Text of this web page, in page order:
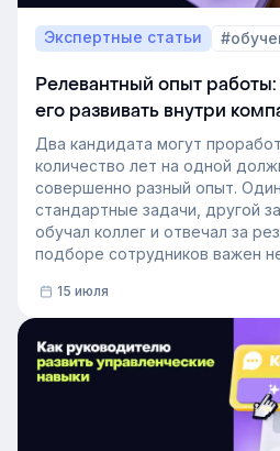
Экспертные статьи
Релевантный опыт работы:
его развивать внутри
Два кандидата могут
количество лет на одной
совершенно разный опыт.
стандартные задачи, другой
обучал коллег и отвечал за
подборе сотрудников важен
В этой статье разберём,
— что это на практике, как
и внутренних переводах,
искать полностью готовых
развивать нужные
15 июля